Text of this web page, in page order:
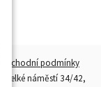
Obchodní podmínky
Velké náměstí 34/42,